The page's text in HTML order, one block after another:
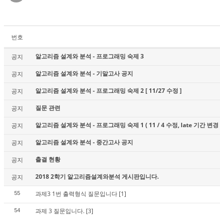
번호
공지 알고리즘 설계와 분석 - 프로그래밍 숙제 3
공지 알고리즘 설계와 분석 - 기말고사 공지
공지 알고리즘 설계와 분석 - 프로그래밍 숙제 2 [ 11/27 수정 ]
공지 질문 관련
공지 알고리즘 설계와 분석 - 프로그래밍 숙제 1 ( 11 / 4 수정, late 기간 변경
공지 알고리즘 설계와 분석 - 중간고사 공지
공지 출결 현황
공지 2018 2학기 알고리즘설계와분석 게시판입니다.
55 과제3 1번 출력형식 질문입니다 [1]
54 과제 3 질문입니다. [3]